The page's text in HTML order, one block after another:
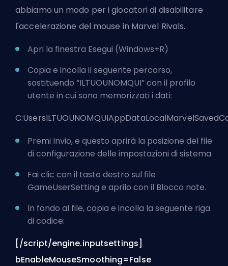
abbiamo un modo per i giocatori di disabilitare
l'accelerazione del mouse in Marvel Rivals.
Apri la finestra Esegui (Windows+R)
Copia e incolla il seguente percorso,
sostituendo “ILTUOUNOMQUI” con il profilo
utente in cui sono memorizzati i dati:
Premi Invio, e questo aprirà la posizione del file
di configurazione delle impostazioni di sistema.
Fai clic con il tasto destro sul file
GameUserSetting e aprilo con il Blocco note.
In fondo al file, copia e incolla la seguente riga
di codice:
[/script/engine.inputsettings]
bEnableMouseSmoothing=False